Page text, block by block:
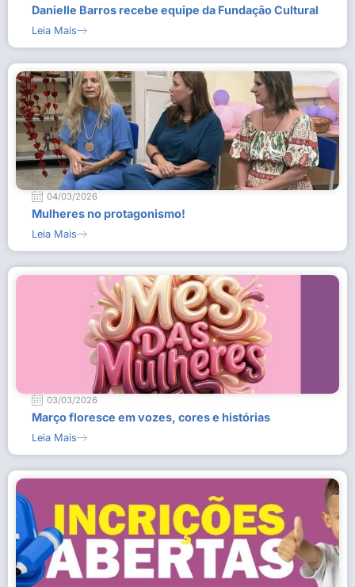
Danielle Barros recebe equipe da Fundação Cultural
Leia Mais
04/03/2026
Mulheres no protagonismo!
Leia Mais
03/03/2026
Março floresce em vozes, cores e histórias
Leia Mais